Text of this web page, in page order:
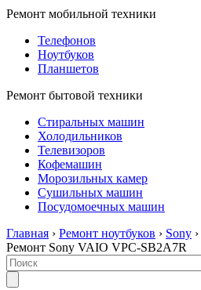
Ремонт мобильной техники
Телефонов
Ноутбуков
Планшетов
Ремонт бытовой техники
Стиральных машин
Холодильников
Телевизоров
Кофемашин
Морозильных камер
Сушильных машин
Посудомоечных машин
Главная › Ремонт ноутбуков › Sony ›
Ремонт Sony VAIO VPC-SB2A7R